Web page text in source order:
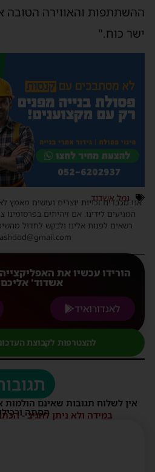
ההשתתפות והאווירה הטובה
ישר כוח."
נמל אשדוד
אנו מכבדים זכויות יוצרים ועושים מאמץ
המגיעים לידינו. אם זיהיתים
רשאים לפנות אלינו ולבקש לחדול
הורידו עכשיו את
אשדוד' אליכם
לאנדורואיד
להצטרפות לקבוצת
אין לשלוח תגובות שאינם הולמות
הסתה
במידה ולא ניתן להגיב -